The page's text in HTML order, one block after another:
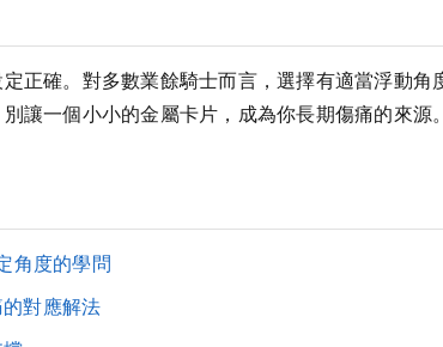
正確。對多數業餘騎士而言，選擇有適當浮動
讓一個小小的金屬卡片，成為你長期傷痛的來源
角度的學問
對應解法